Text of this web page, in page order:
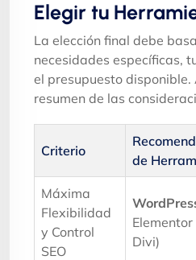
Elegir tu
La elección final debe
necesidades específicas,
el presupuesto
resumen de las
Criterio
de
Máxima
Flexibilidad
y Control
SEO
Elementor
Divi)